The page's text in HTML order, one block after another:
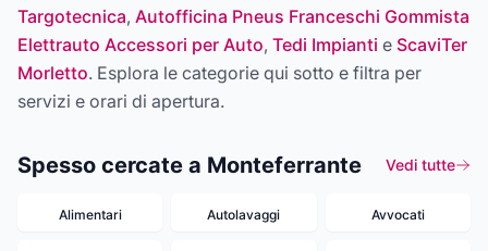
Targotecnica, Autofficina Pneus Franceschi Gommista
Elettrauto Accessori per Auto, Tedi Impianti e ScaviTer
Morletto. Esplora le categorie qui sotto e filtra per
servizi e orari di apertura.
Spesso cercate a Monteferrante Vedi tutte
Alimentari Autolavaggi Avvocati